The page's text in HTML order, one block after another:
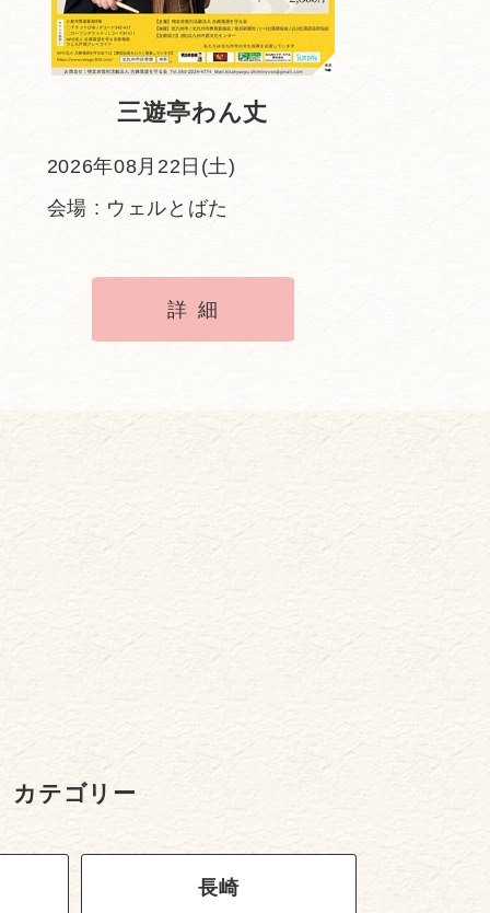
三遊亭わん丈
2026年08月22日(土)
会場 : ウェルとばた
詳細
カテゴリー
長崎